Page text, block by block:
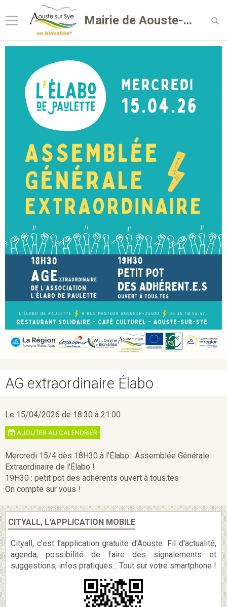
Mairie de Aouste-sur-Sye
AG extraordinaire Élabo
Le 15/04/2026 de 18:30 à 21:00
AJOUTER AU CALENDRIER
Mercredi 15/4 dès 18H30 à l'Élabo : Assemblée Générale
Extraordinaire de l'Élabo !
19H30 : petit pot des adhérents ouvert à tous.tes
On compte sur vous !
CITYALL, L'APPLICATION MOBILE
Cityall, c'est l'application gratuite d'Aouste. Fil d'actualité,
agenda, possibilité de faire des signalements et
suggestions, infos pratiques... Tout sur votre smartphone !